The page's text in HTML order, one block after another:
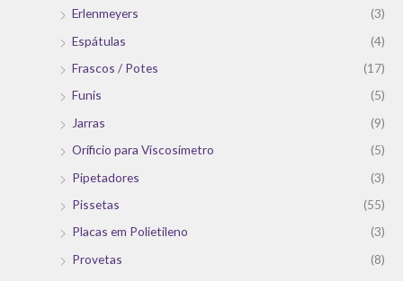
Erlenmeyers
(3)
Espátulas
(4)
Frascos / Potes
(17)
Funis
(5)
Jarras
(9)
Oríficio para Viscosímetro
(5)
Pipetadores
(3)
Pissetas
(55)
Placas em Polietileno
(3)
Provetas
(8)